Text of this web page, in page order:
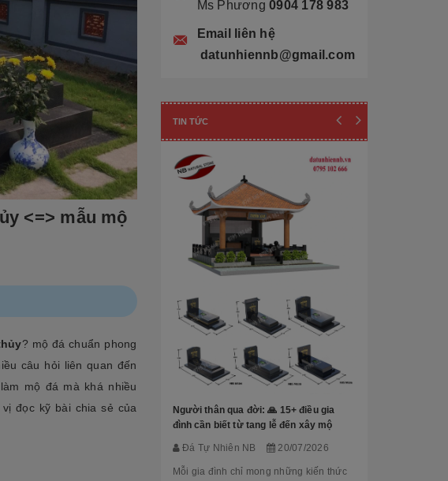
<=> mẫu mộ
? mộ đá chuẩn phong
câu hỏi liên quan đến
mộ đá mà khá nhiều
đọc kỹ bài chia sẻ của
Ms Phương 0904 178 983
Email liên hệ
datunhiennb@gmail.com
TIN TỨC
Người thân qua đời: 🙏 15+ điều gia
đình cần biết từ tang lễ đến xây mộ
Đá Tự Nhiên NB 20/07/2026
Mỗi gia đình chỉ mong những kiến thức